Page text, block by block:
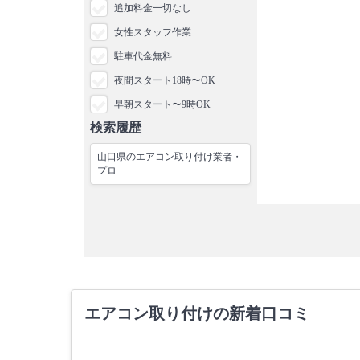
追加料金一切なし
女性スタッフ作業
駐車代金無料
夜間スタート18時〜OK
早朝スタート〜9時OK
検索履歴
山口県のエアコン取り付け業者・
プロ
エアコン取り付けの新着口コミ